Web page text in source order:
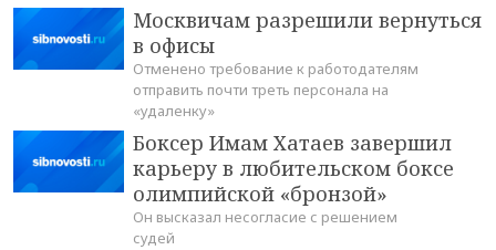
Москвичам разрешили вернуться
в офисы
Отменено требование к работодателям
отправить почти треть персонала на
«удаленку»
Боксер Имам Хатаев завершил
карьеру в любительском боксе
олимпийской «бронзой»
Он высказал несогласие с решением
судей